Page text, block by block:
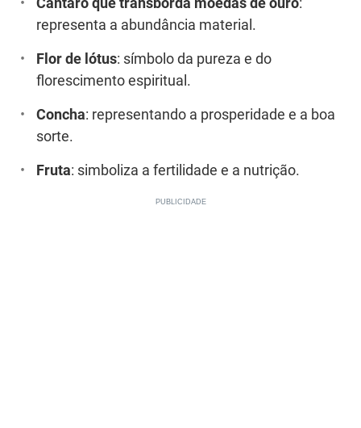
Cântaro que transborda moedas de ouro:
representa a abundância material.
Flor de lótus: símbolo da pureza e do
florescimento espiritual.
Concha: representando a prosperidade e a boa
sorte.
Fruta: simboliza a fertilidade e a nutrição.